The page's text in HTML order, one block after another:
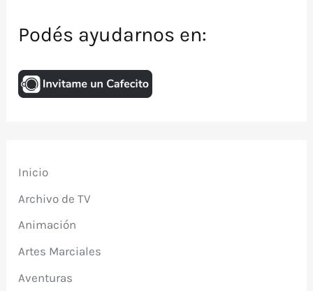
Podés ayudarnos en:
Inicio
Archivo de TV
Animación
Artes Marciales
Aventuras